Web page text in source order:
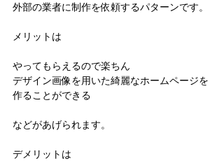
外部の業者に制作を依頼するパターンです。
メリットは
やってもらえるので楽ちん
デザイン画像を用いた綺麗なホームページを
作ることができる
などがあげられます。
デメリットは